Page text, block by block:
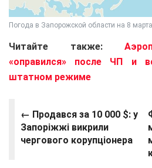
Погода в Запорожской области на 8
Читайте также:
«оправился» после ЧП и
штатном режиме
← Продався за 10 000 $: у
Запоріжжі викрили
чергового корупціонера